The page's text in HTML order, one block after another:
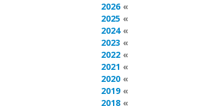
2026
2025
2024
2023
2022
2021
2020
2019
2018